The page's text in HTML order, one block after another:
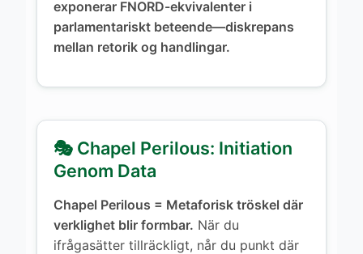
exponerar FNORD-ekvivalenter i
parlamentariskt beteende—diskrepans
mellan retorik og handlingar.
🎭 Chapel Perilous: Initiation
Genom Data
Chapel Perilous = Metaforisk tröskel där
verklighet blir formbar. När du
ifrågasätter tillräckligt, når du punkt där